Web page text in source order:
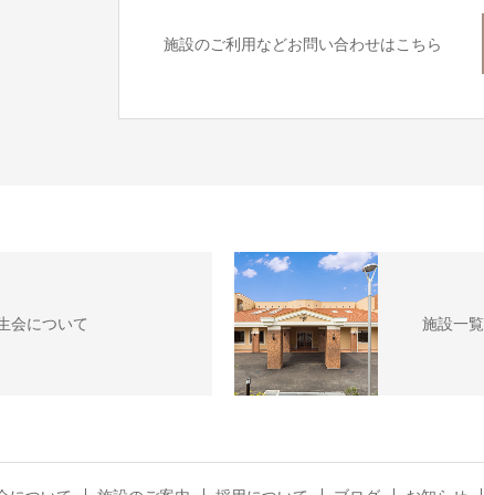
施設のご利用などお問い合わせはこちら
会について 施設一覧